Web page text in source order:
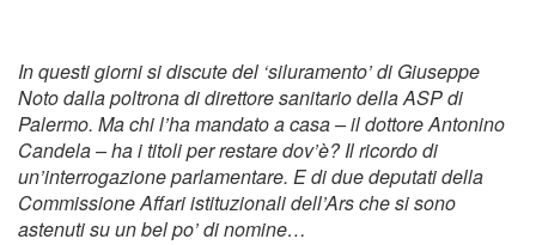
In questi giorni si discute del ‘siluramento’ di Giuseppe
Noto dalla poltrona di direttore sanitario della ASP di
Palermo. Ma chi l’ha mandato a casa – il dottore Antonino
Candela – ha i titoli per restare dov’è? Il ricordo di
un’interrogazione parlamentare. E di due deputati della
Commissione Affari istituzionali dell’Ars che si sono
astenuti su un bel po’ di nomine…